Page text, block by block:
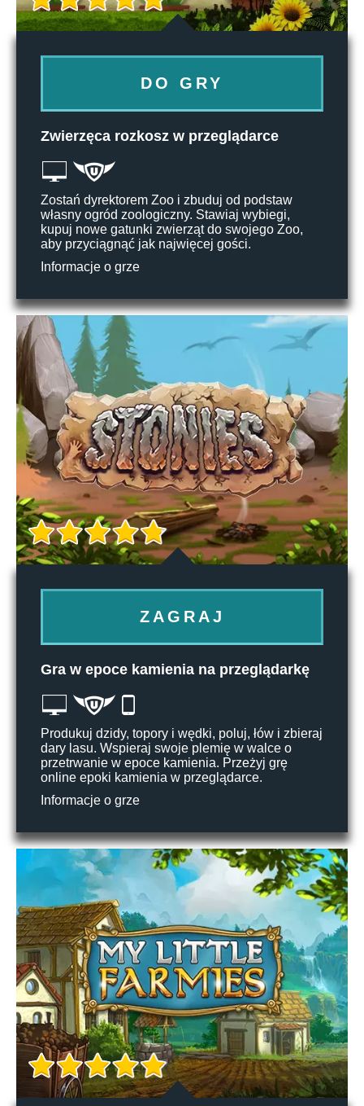
DO GRY
Zwierzęca rozkosz w przeglądarce
Zostań dyrektorem Zoo i zbuduj od podstaw
własny ogród zoologiczny. Stawiaj wybiegi,
kupuj nowe gatunki zwierząt do swojego Zoo,
aby przyciągnąć jak najwięcej gości.
Informacje o grze
ZAGRAJ
Gra w epoce kamienia na przeglądarkę
Produkuj dzidy, topory i wędki, poluj, łów i zbieraj
dary lasu. Wspieraj swoje plemię w walce o
przetrwanie w epoce kamienia. Przeżyj grę
online epoki kamienia w przeglądarce.
Informacje o grze